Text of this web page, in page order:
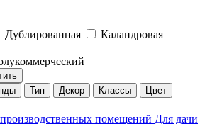
Дублированная
Каландровая
Тип Декор Классы
Цвет
помещений Для дачи